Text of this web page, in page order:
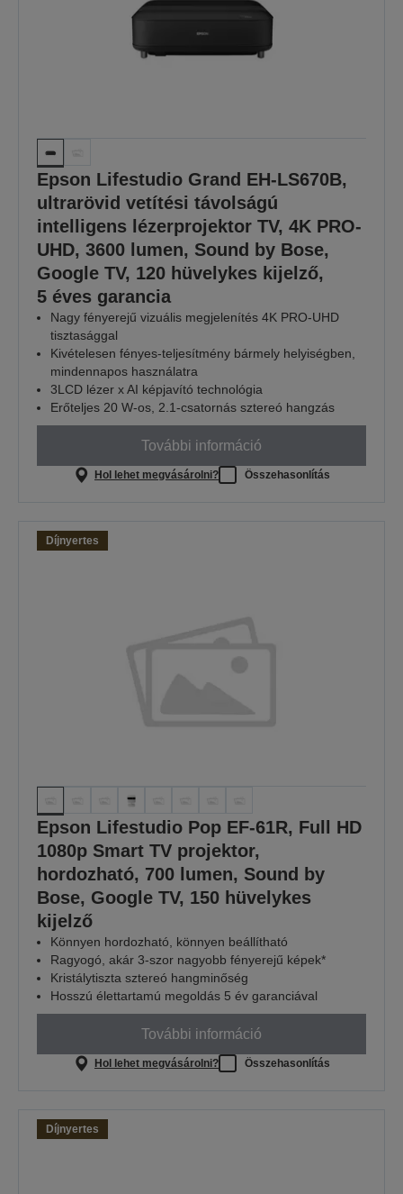
Epson Lifestudio Grand EH-LS670B,
ultrarövid vetítési távolságú
intelligens lézerprojektor TV, 4K PRO-
UHD, 3600 lumen, Sound by Bose,
Google TV, 120 hüvelykes kijelző,
5 éves garancia
Nagy fényerejű vizuális megjelenítés 4K PRO-UHD
tisztasággal
Kivételesen fényes‑teljesítmény bármely helyiségben,
mindennapos használatra
3LCD lézer x AI képjavító technológia
Erőteljes 20 W-os, 2.1-csatornás sztereó hangzás
További információ
Hol lehet megvásárolni? Összehasonlítás
Díjnyertes
Epson Lifestudio Pop EF-61R, Full HD
1080p Smart TV projektor,
hordozható, 700 lumen, Sound by
Bose, Google TV, 150 hüvelykes
kijelző
Könnyen hordozható, könnyen beállítható
Ragyogó, akár 3-szor nagyobb fényerejű képek*
Kristálytiszta sztereó hangminőség
Hosszú élettartamú megoldás 5 év garanciával
További információ
Hol lehet megvásárolni? Összehasonlítás
Díjnyertes